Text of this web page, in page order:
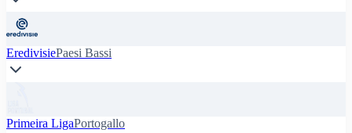
EredivisiePaesi Bassi
Primeira LigaPortogallo